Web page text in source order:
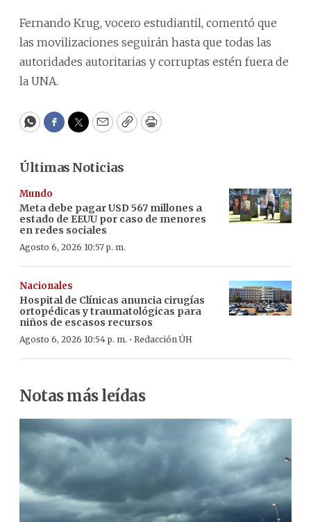
Fernando Krug, vocero estudiantil, comentó que
las movilizaciones seguirán hasta que todas las
autoridades autoritarias y corruptas estén fuera de
la UNA.
WhatsApp
Facebook
Twitter
EmailCopyPrint
Últimas Noticias
Mundo
Meta debe pagar USD 567 millones a
estado de EEUU por caso de menores
en redes sociales
Agosto 6, 2026 10:57 p. m.
Nacionales
Hospital de Clínicas anuncia cirugías
ortopédicas y traumatológicas para
niños de escasos recursos
Agosto 6, 2026 10:54 p. m. · Redacción ÚH
Notas más leídas